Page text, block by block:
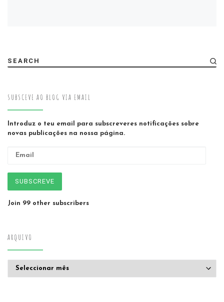
SEARCH
SUBSCEVE AO BLOG VIA EMAIL
Introduz o teu email para subscreveres notificações sobre
novas publicações na nossa página.
SUBSCREVE
Join 99 other subscribers
ARQUIVO